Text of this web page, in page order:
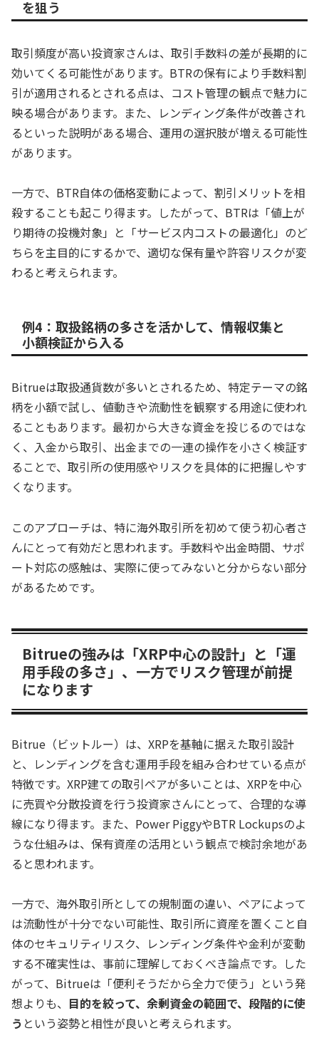
を狙う
取引頻度が高い投資家さんは、取引手数料の差が長期的に
効いてくる可能性があります。BTRの保有により手数料割
引が適用されるとされる点は、コスト管理の観点で魅力に
映る場合があります。また、レンディング条件が改善され
るといった説明がある場合、運用の選択肢が増える可能性
があります。
一方で、BTR自体の価格変動によって、割引メリットを相
殺することも起こり得ます。したがって、BTRは「値上が
り期待の投機対象」と「サービス内コストの最適化」のど
ちらを主目的にするかで、適切な保有量や許容リスクが変
わると考えられます。
例4：取扱銘柄の多さを活かして、情報収集と
小額検証から入る
Bitrueは取扱通貨数が多いとされるため、特定テーマの銘
柄を小額で試し、値動きや流動性を観察する用途に使われ
ることもあります。最初から大きな資金を投じるのではな
く、入金から取引、出金までの一連の操作を小さく検証す
ることで、取引所の使用感やリスクを具体的に把握しやす
くなります。
このアプローチは、特に海外取引所を初めて使う初心者さ
んにとって有効だと思われます。手数料や出金時間、サポ
ート対応の感触は、実際に使ってみないと分からない部分
があるためです。
Bitrueの強みは「XRP中心の設計」と「運
用手段の多さ」、一方でリスク管理が前提
になります
Bitrue（ビットルー）は、XRPを基軸に据えた取引設計
と、レンディングを含む運用手段を組み合わせている点が
特徴です。XRP建ての取引ペアが多いことは、XRPを中心
に売買や分散投資を行う投資家さんにとって、合理的な導
線になり得ます。また、Power PiggyやBTR Lockupsのよ
うな仕組みは、保有資産の活用という観点で検討余地があ
ると思われます。
一方で、海外取引所としての規制面の違い、ペアによって
は流動性が十分でない可能性、取引所に資産を置くこと自
体のセキュリティリスク、レンディング条件や金利が変動
する不確実性は、事前に理解しておくべき論点です。した
がって、Bitrueは「便利そうだから全力で使う」という発
想よりも、 目的を絞って、余剰資金の範囲で、段階的に使
う という姿勢と相性が良いと考えられます。